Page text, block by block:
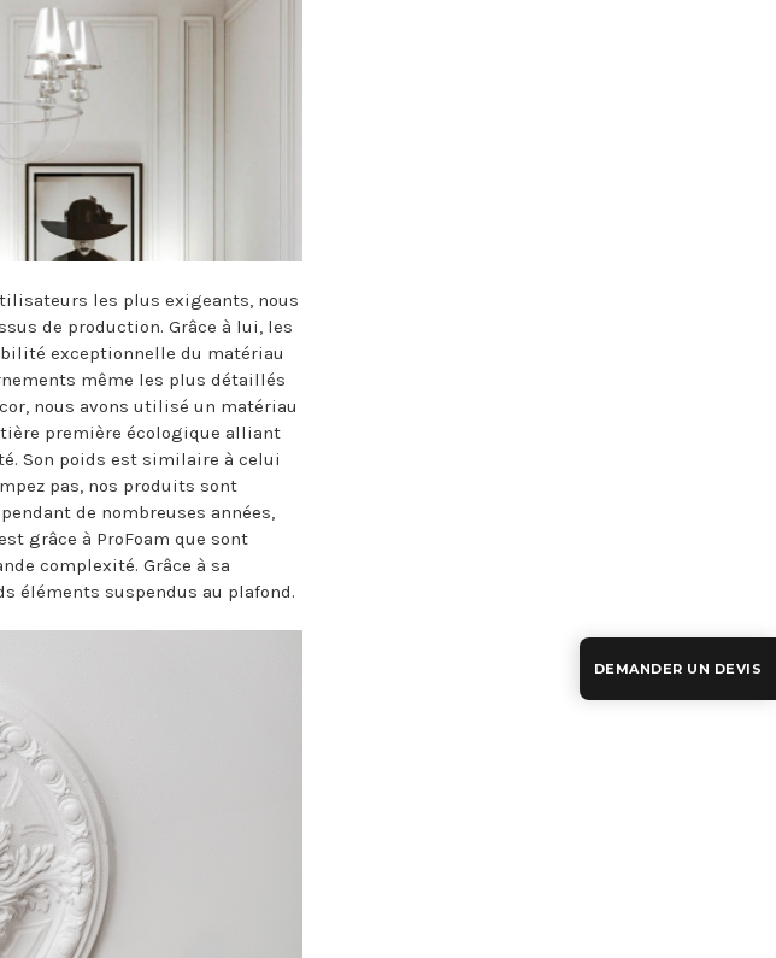
les plus exigeants, nous
de production. Grâce à lui, les
exceptionnelle du matériau
même les plus détaillés
nous avons utilisé un matériau
première écologique alliant
Son poids est similaire à celui
pas, nos produits sont
de nombreuses années,
grâce à ProFoam que sont
complexité. Grâce à sa
éléments suspendus au plafond.
DEMANDER UN DEVIS